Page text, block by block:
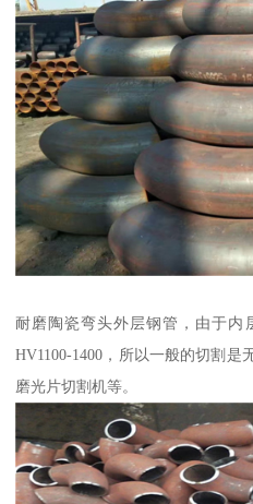
耐磨陶瓷弯头外层钢管，由于内
HV1100-1400，所以一般的切割是
磨光片切割机等。